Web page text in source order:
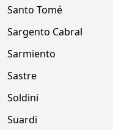
Santo Tomé
Sargento Cabral
Sarmiento
Sastre
Soldini
Suardi